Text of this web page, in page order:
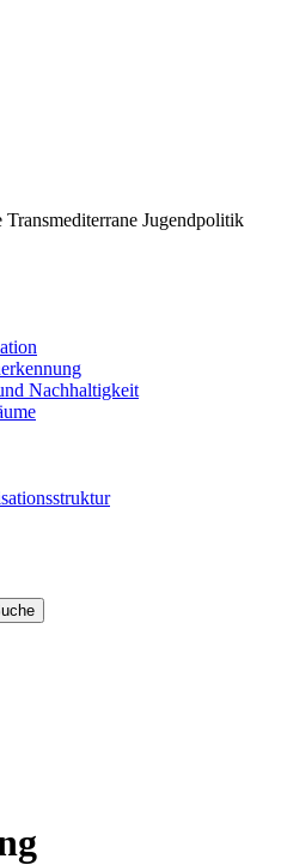
Transmediterrane Jugendpolitik
Nachhaltigkeit